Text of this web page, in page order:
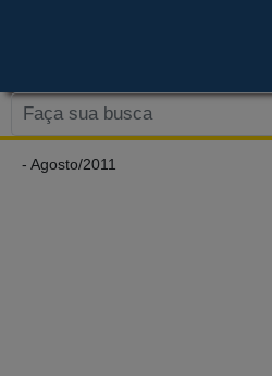
- Agosto/2011